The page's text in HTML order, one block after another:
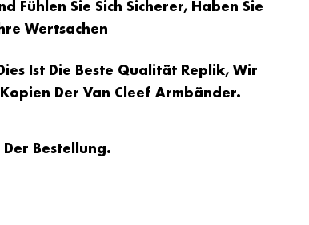
Fühlen Sie Sich Sicherer, Haben Sie
Wertsachen
Ist Die Beste Qualität Replik, Wir
Der Van Cleef Armbänder.
Bestellung.